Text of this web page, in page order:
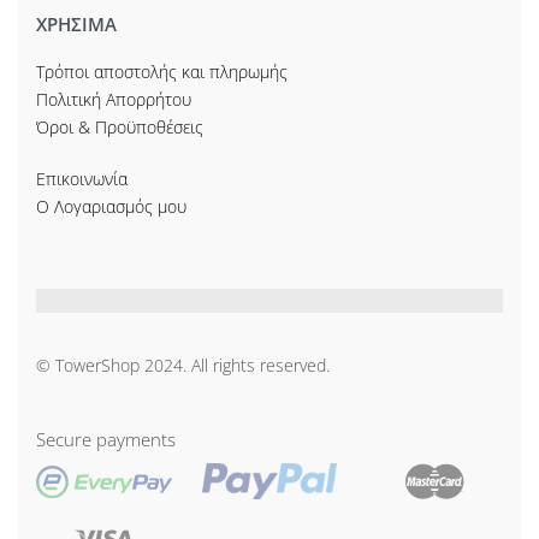
ΧΡΗΣΙΜΑ
Τρόποι αποστολής και πληρωμής
Πολιτική Απορρήτου
Όροι & Προϋποθέσεις
Επικοινωνία
Ο Λογαριασμός μου
© TowerShop 2024. All rights reserved.
Secure payments